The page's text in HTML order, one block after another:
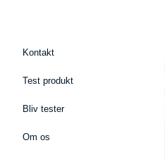
Kontakt
Test produkt
Bliv tester
Om os